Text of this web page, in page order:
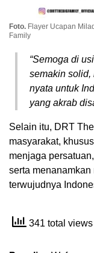
Foto. Flayer Ucapan
Family
“Semoga di
semakin solid,
nyata untuk
yang akrab
Selain itu, DRT
masyarakat,
menjaga
serta
terwujudnya
341 total views